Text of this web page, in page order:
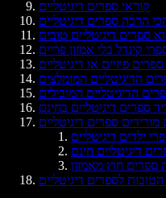
קוראי ספרים דיגיטליים
לספרים דיגיטליים